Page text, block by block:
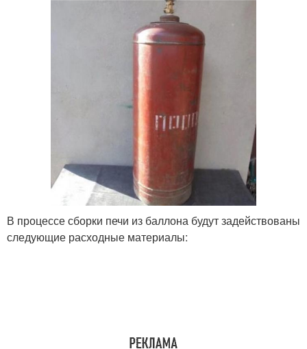
В процессе сборки печи из баллона будут задействованы
следующие расходные материалы: